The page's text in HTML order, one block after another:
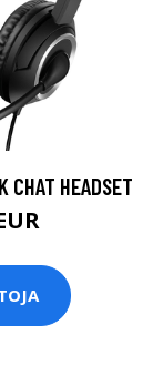
CHAT HEADSET